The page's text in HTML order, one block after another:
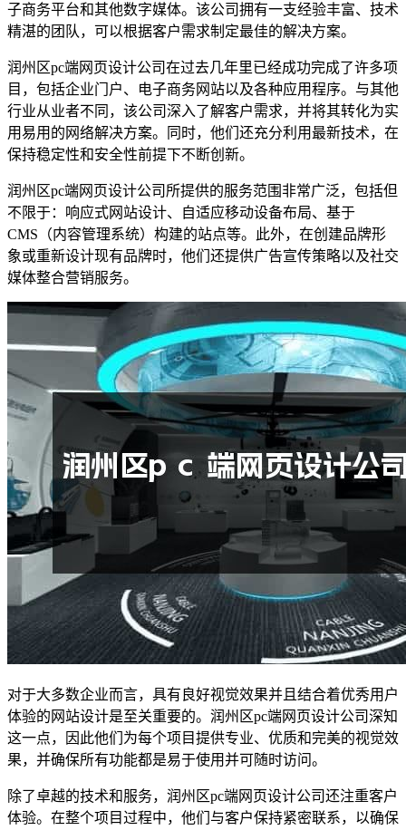
子商务平台和其他数字媒体。该公司拥有一支经验丰富、技术
精湛的团队，可以根据客户需求制定最佳的解决方案。
润州区pc端网页设计公司在过去几年里已经成功完成了许多项
目，包括企业门户、电子商务网站以及各种应用程序。与其他
行业从业者不同，该公司深入了解客户需求，并将其转化为实
用易用的网络解决方案。同时，他们还充分利用最新技术，在
保持稳定性和安全性前提下不断创新。
润州区pc端网页设计公司所提供的服务范围非常广泛，包括但
不限于：响应式网站设计、自适应移动设备布局、基于
CMS（内容管理系统）构建的站点等。此外，在创建品牌形
象或重新设计现有品牌时，他们还提供广告宣传策略以及社交
媒体整合营销服务。
对于大多数企业而言，具有良好视觉效果并且结合着优秀用户
体验的网站设计是至关重要的。润州区pc端网页设计公司深知
这一点，因此他们为每个项目提供专业、优质和完美的视觉效
果，并确保所有功能都是易于使用并可随时访问。
除了卓越的技术和服务，润州区pc端网页设计公司还注重客户
体验。在整个项目过程中，他们与客户保持紧密联系，以确保